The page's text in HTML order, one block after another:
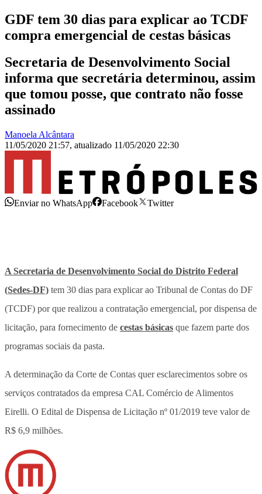
GDF tem 30 dias para explicar ao TCDF
compra emergencial de cestas básicas
Secretaria de Desenvolvimento Social
informa que secretária determinou, assim
que tomou posse, que contrato não fosse
assinado
Manoela Alcântara
11/05/2020 21:57, atualizado 11/05/2020 22:30
Enviar no WhatsApp Facebook Twitter
A Secretaria de Desenvolvimento Social do Distrito Federal
(Sedes-DF) tem 30 dias para explicar ao Tribunal de Contas do DF
(TCDF) por que realizou a contratação emergencial, por dispensa de
licitação, para fornecimento de cestas básicas que fazem parte dos
programas sociais da pasta.
A determinação da Corte de Contas quer esclarecimentos sobre os
serviços contratados da empresa CAL Comércio de Alimentos
Eirelli. O Edital de Dispensa de Licitação nº 01/2019 teve valor de
R$ 6,9 milhões.